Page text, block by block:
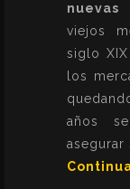
viejos
siglo
los
años
asegurar